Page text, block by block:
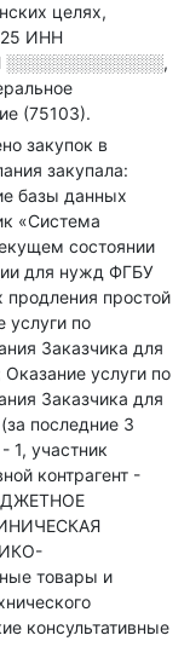
целях,
ИНН
░░░░░░░░░░░░░,
(75103).
закупок в
закупала:
базы данных
«Система
состоянии
для нужд ФГБУ
простой
услуги по
Заказчика для
услуги по
Заказчика для
последние 3
1, участник
контрагент -
товары и
консультативные